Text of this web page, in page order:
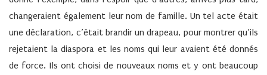
changeraient également leur nom de famille. Un tel acte était
une déclaration, c’était brandir un drapeau, pour montrer qu’ils
rejetaient la diaspora et les noms qui leur avaient été donnés
de force. Ils ont choisi de nouveaux noms et y ont beaucoup